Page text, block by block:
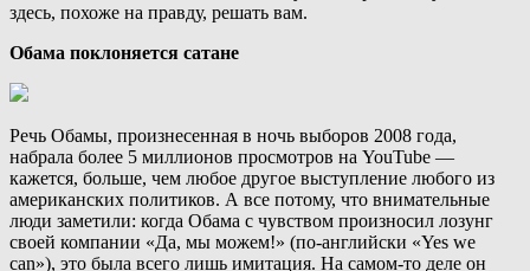
здесь, похоже на правду, решать вам.
Обама поклоняется сатане
Речь Обамы, произнесенная в ночь выборов 2008 года,
набрала более 5 миллионов просмотров на YouTube —
кажется, больше, чем любое другое выступление любого из
американских политиков. А все потому, что внимательные
люди заметили: когда Обама с чувством произносил лозунг
своей компании «Да, мы можем!» (по-английски «Yes we
can»), это была всего лишь имитация. На самом-то деле он